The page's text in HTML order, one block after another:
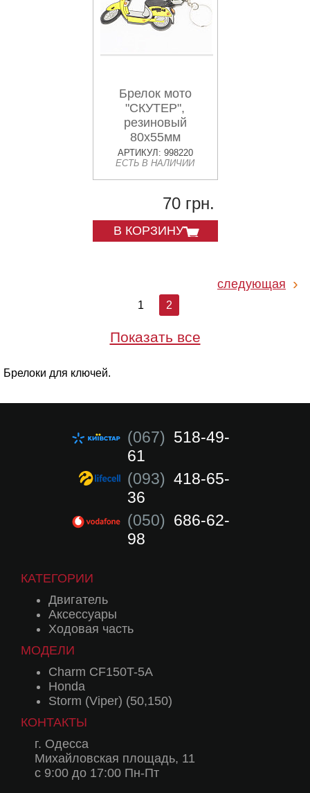
Брелок мото
"СКУТЕР",
резиновый
80х55мм
АРТИКУЛ: 998220
ЕСТЬ В НАЛИЧИИ
70 грн.
В КОРЗИНУ
следующая
1 2
Показать все
Брелоки для ключей.
(067) 518-49-
61
(093) 418-65-
36
(050) 686-62-
98
КАТЕГОРИИ
Двигатель
Аксессуары
Ходовая часть
МОДЕЛИ
Charm CF150T-5A
Honda
Storm (Viper) (50,150)
КОНТАКТЫ
г. Одесса
Михайловская площадь, 11
с 9:00 до 17:00 Пн-Пт